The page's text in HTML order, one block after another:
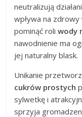
neutralizują
wpływa na
pominąć roliwody
nawodnienie ma
jej naturalny blask.
Unikanie
cukrów prostych
sylwetkę i
sprzyja